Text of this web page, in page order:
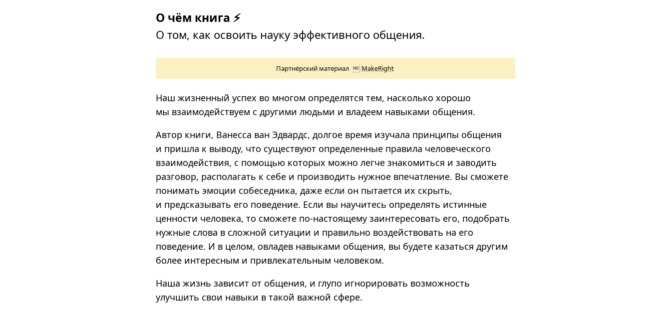
О чём книга ⚡
О том, как освоить науку эффективного общения.
Партнёрский материал MakeRight
Наш жизненный успех во многом определятся тем, насколько хорошо
мы взаимодействуем с другими людьми и владеем навыками общения.
Автор книги, Ванесса ван Эдвардс, долгое время изучала принципы общения
и пришла к выводу, что существуют определенные правила человеческого
взаимодействия, с помощью которых можно легче знакомиться и заводить
разговор, располагать к себе и производить нужное впечатление. Вы сможете
понимать эмоции собеседника, даже если он пытается их скрыть,
и предсказывать его поведение. Если вы научитесь определять истинные
ценности человека, то сможете по-настоящему заинтересовать его, подобрать
нужные слова в сложной ситуации и правильно воздействовать на его
поведение. И в целом, овладев навыками общения, вы будете казаться другим
более интересным и привлекательным человеком.
Наша жизнь зависит от общения, и глупо игнорировать возможность
улучшить свои навыки в такой важной сфере.